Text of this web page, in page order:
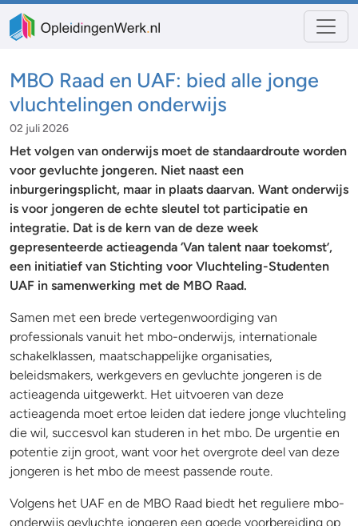
MBO Raad en UAF: bied alle jonge
vluchtelingen onderwijs
02 juli 2026
Het volgen van onderwijs moet de standaardroute worden
voor gevluchte jongeren. Niet naast een
inburgeringsplicht, maar in plaats daarvan. Want onderwijs
is voor jongeren de echte sleutel tot participatie en
integratie. Dat is de kern van de deze week
gepresenteerde actieagenda ‘Van talent naar toekomst’,
een initiatief van Stichting voor Vluchteling-Studenten
UAF in samenwerking met de MBO Raad.
Samen met een brede vertegenwoordiging van
professionals vanuit het mbo-onderwijs, internationale
schakelklassen, maatschappelijke organisaties,
beleidsmakers, werkgevers en gevluchte jongeren is de
actieagenda uitgewerkt. Het uitvoeren van deze
actieagenda moet ertoe leiden dat iedere jonge vluchteling
die wil, succesvol kan studeren in het mbo. De urgentie en
potentie zijn groot, want voor het overgrote deel van deze
jongeren is het mbo de meest passende route.
Volgens het UAF en de MBO Raad biedt het reguliere mbo-
onderwijs gevluchte jongeren een goede voorbereiding op